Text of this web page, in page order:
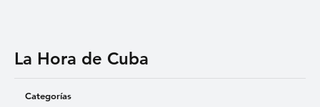
La Hora de Cuba
Categorías